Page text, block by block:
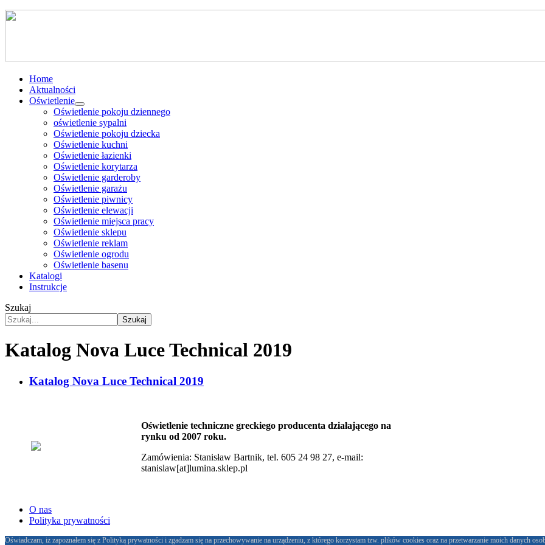
Home
Aktualności
Oświetlenie
Oświetlenie pokoju dziennego
oświetlenie sypalni
Oświetlenie pokoju dziecka
Oświetlenie kuchni
Oświetlenie łazienki
Oświetlenie korytarza
Oświetlenie garderoby
Oświetlenie garażu
Oświetlenie piwnicy
Oświetlenie elewacji
Oświetlenie miejsca pracy
Oświetlenie sklepu
Oświetlenie reklam
Oświetlenie ogrodu
Oświetlenie basenu
Katalogi
Instrukcje
Szukaj
Szukaj
Katalog Nova Luce Technical 2019
Katalog Nova Luce Technical 2019
Oświetlenie techniczne greckiego producenta działającego na
rynku od 2007 roku.
Zamówienia: Stanisław Bartnik, tel. 605 24 98 27, e-mail:
stanislaw[at]lumina.sklep.pl
O nas
Polityka prywatności
Oświadczam, iż zapoznałem się z Polityką prywatności i zgadzam się na przechowywanie na urządzeniu, z którego korzystam tzw. plików cookies oraz na przetwarzanie moich danych